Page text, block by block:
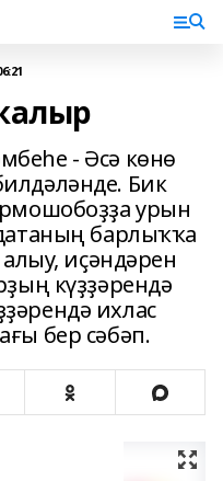
- Әсә көнө
Бик
урын
барлыҡҡа
алыу, иҫәндәрен
күҙҙәрендә
ихлас
бер сәбәп.